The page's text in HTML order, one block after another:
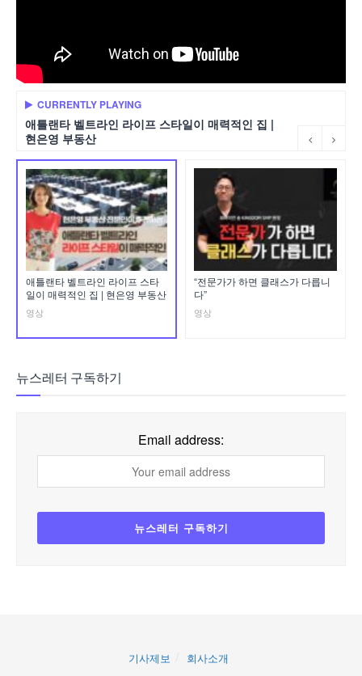
CURRENTLY PLAYING
애틀랜타 벨트라인 라이프 스타일이 매력적인 집 |
현은영 부동산
애틀랜타 벨트라인 라이프 스타
일이 매력적인 집 | 현은영 부동산
영상
“전문가가 하면 클래스가 다릅니
다”
영상
뉴스레터 구독하기
Email address:
기사제보 회사소개